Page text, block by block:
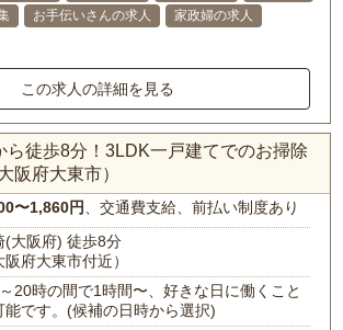
お手伝いさんの求人
家政婦の求人
この求人の詳細を見る
ら徒歩8分！3LDK一戸建てでのお掃除
阪府大東市）
〜1,860円、交通費支給、前払い制度あり
(大阪府) 徒歩8分
阪府大東市付近）
20時の間で1時間〜、好きな日に働くこと
能です。(候補の日時から選択)